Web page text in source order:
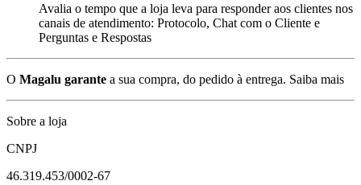
Avalia o tempo que a loja leva para responder aos clientes nos
canais de atendimento: Protocolo, Chat com o Cliente e
Perguntas e Respostas
O Magalu garante a sua compra, do pedido à entrega. Saiba mais
Sobre a loja
CNPJ
46.319.453/0002-67